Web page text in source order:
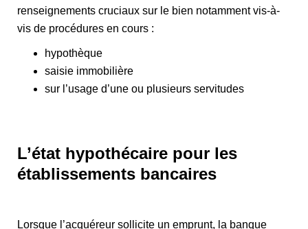
renseignements cruciaux sur le bien notamment vis-à-
vis de procédures en cours :
hypothèque
saisie immobilière
sur l’usage d’une ou plusieurs servitudes
L’état hypothécaire pour les
établissements bancaires
Lorsque l’acquéreur sollicite un emprunt, la banque